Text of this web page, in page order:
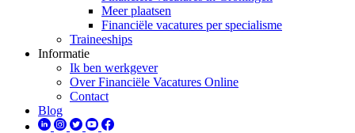
Meer plaatsen
Financiële vacatures per specialisme
Traineeships
Informatie
Ik ben werkgever
Over Financiële Vacatures Online
Contact
Blog